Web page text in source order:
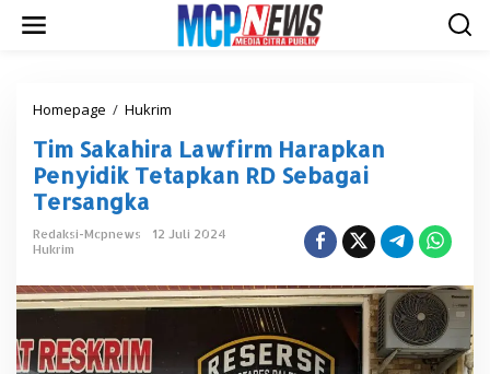
Homepage / Hukrim
m
S
a
a
r
a
Tim Sakahira Lawfirm Harapkan
Penyidik Tetapkan RD Sebagai
Tersangka
Redaksi-Mcpnews
12 Juli 2024
Hukrim